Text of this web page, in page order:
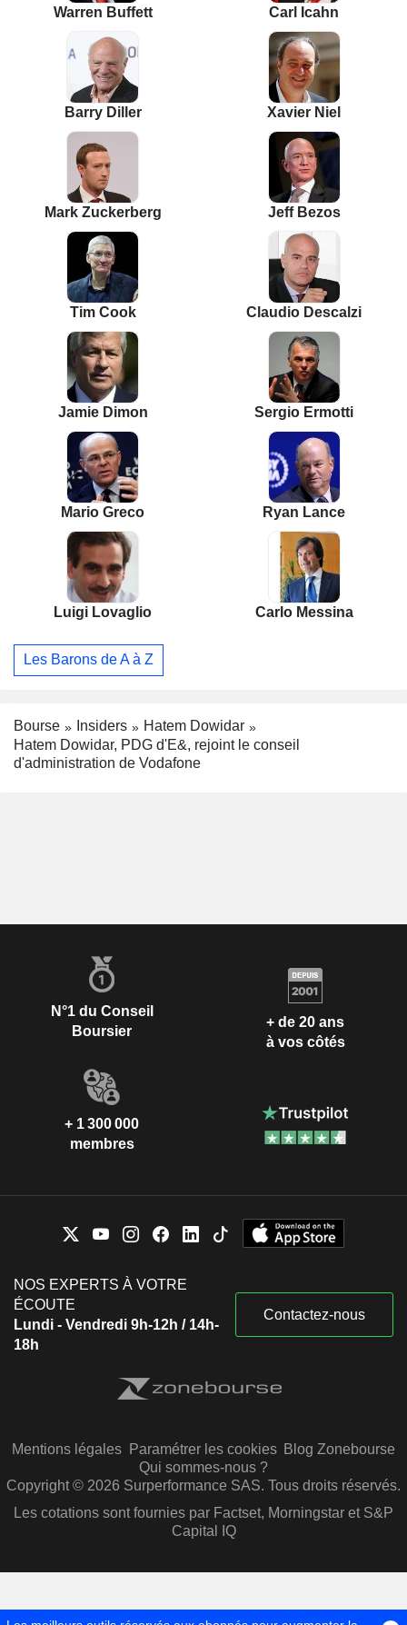
Warren Buffett Carl Icahn
Barry Diller Xavier Niel
Mark Zuckerberg Jeff Bezos
Tim Cook Claudio Descalzi
Jamie Dimon Sergio Ermotti
Mario Greco Ryan Lance
Luigi Lovaglio Carlo Messina
Les Barons de A à Z
Bourse Insiders
Hatem Dowidar
Hatem Dowidar, PDG d'E&, rejoint le conseil
d'administration de Vodafone
N°1 du Conseil
Boursier
+ de 20 ans
à vos côtés
+ 1 300 000
membres
NOS EXPERTS À VOTRE
ÉCOUTE
Lundi - Vendredi 9h-12h / 14h-
18h
Contactez-nous
Mentions légales Paramétrer les cookies Blog Zonebourse
Qui sommes-nous ?
Copyright © 2026 Surperformance SAS. Tous droits réservés.
Les cotations sont fournies par Factset, Morningstar et S&P
Capital IQ